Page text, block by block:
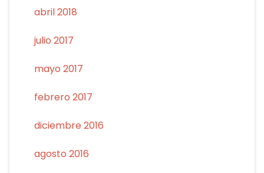
abril 2018
julio 2017
mayo 2017
febrero 2017
diciembre 2016
agosto 2016